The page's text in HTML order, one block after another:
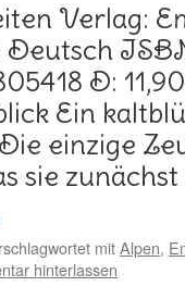
Verlag:
Deutsch
D:
Ein
einzige
sie
mitAlpen,
hinterlassen